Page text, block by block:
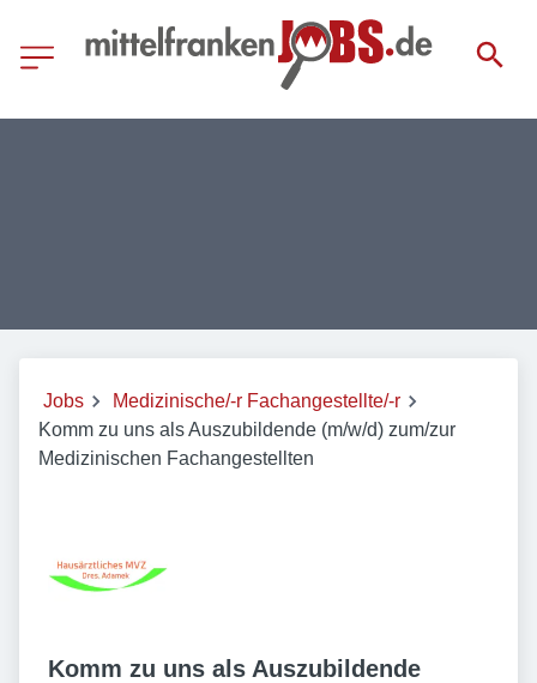
Jobs
Medizinische/-r Fachangestellte/-r
Komm zu uns als Auszubildende (m/w/d) zum/zur
Medizinischen Fachangestellten
Komm zu uns als Auszubildende